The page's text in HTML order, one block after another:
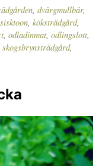
, dvärgmullbär,
, köksträdgård,
, odladinmat, odlingslott,
skogsbrynsträdgård,